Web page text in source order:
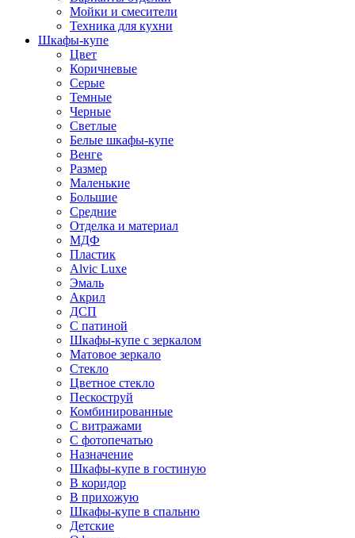
Мойки и смесители
Техника для кухни
Шкафы-купе
Цвет
Коричневые
Серые
Темные
Черные
Светлые
Белые шкафы-купе
Венге
Размер
Маленькие
Большие
Средние
Отделка и материал
МДФ
Пластик
Alvic Luxe
Эмаль
Акрил
ДСП
С патиной
Шкафы-купе с зеркалом
Матовое зеркало
Стекло
Цветное стекло
Пескоструй
Комбинированные
С витражами
С фотопечатью
Назначение
Шкафы-купе в гостиную
В коридор
В прихожую
Шкафы-купе в спальню
Детские